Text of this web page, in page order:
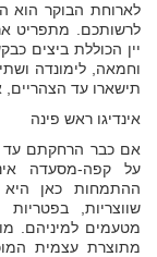
לארוחת הבוקר הוא
לרשותכם. מתפריט
יין הכוללת ביצים
וחמאה, לימונדה
תישארו עד הצהריים,
אינדיגו ראש פינה
אם כבר הרחקתם עד
על קפה-מסעדה
ההתמחות כאן היא
שווצריות,
מטעמים למיניהם.
מתוצרת עצמית